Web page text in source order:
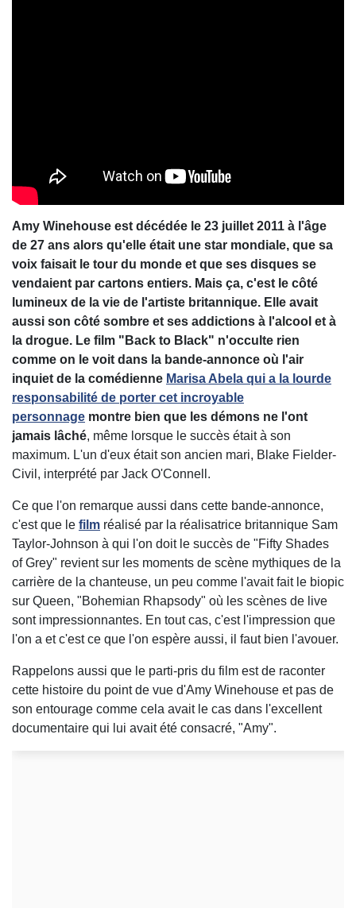
Amy Winehouse est décédée le 23 juillet 2011 à l'âge
de 27 ans alors qu'elle était une star mondiale, que sa
voix faisait le tour du monde et que ses disques se
vendaient par cartons entiers. Mais ça, c'est le côté
lumineux de la vie de l'artiste britannique. Elle avait
aussi son côté sombre et ses addictions à l'alcool et à
la drogue. Le film "Back to Black" n'occulte rien
comme on le voit dans la bande-annonce où l'air
inquiet de la comédienne Marisa Abela qui a la lourde
responsabilité de porter cet incroyable
personnage montre bien que les démons ne l'ont
jamais lâché, même lorsque le succès était à son
maximum. L'un d'eux était son ancien mari, Blake Fielder-
Civil, interprété par Jack O'Connell.
Ce que l'on remarque aussi dans cette bande-annonce,
c'est que le film réalisé par la réalisatrice britannique Sam
Taylor-Johnson à qui l'on doit le succès de "Fifty Shades
of Grey" revient sur les moments de scène mythiques de la
carrière de la chanteuse, un peu comme l'avait fait le biopic
sur Queen, "Bohemian Rhapsody" où les scènes de live
sont impressionnantes. En tout cas, c'est l'impression que
l'on a et c'est ce que l'on espère aussi, il faut bien l'avouer.
Rappelons aussi que le parti-pris du film est de raconter
cette histoire du point de vue d'Amy Winehouse et pas de
son entourage comme cela avait le cas dans l'excellent
documentaire qui lui avait été consacré, "Amy".